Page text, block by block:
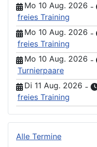
Mo 10 Aug. 2026 -
freies Training
Mo 10 Aug. 2026 -
freies Training
Mo 10 Aug. 2026 -
Turnierpaare
Di 11 Aug. 2026 -
freies Training
Alle Termine